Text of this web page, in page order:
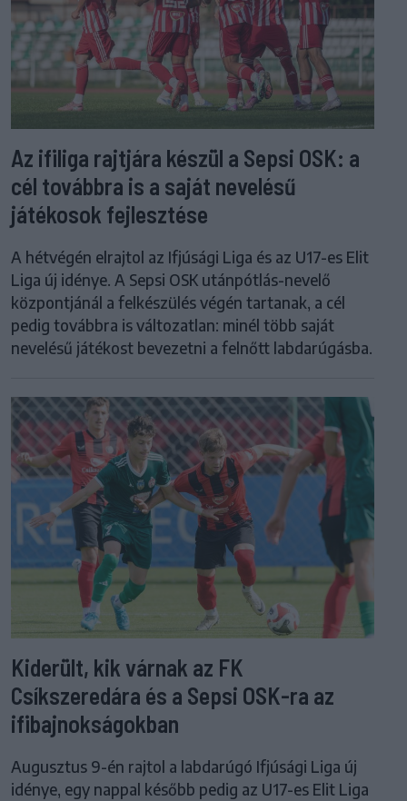
Az ifiliga rajtjára készül a Sepsi OSK: a
cél továbbra is a saját nevelésű
játékosok fejlesztése
A hétvégén elrajtol az Ifjúsági Liga és az U17-es Elit
Liga új idénye. A Sepsi OSK utánpótlás-nevelő
központjánál a felkészülés végén tartanak, a cél
pedig továbbra is változatlan: minél több saját
nevelésű játékost bevezetni a felnőtt labdarúgásba.
Kiderült, kik várnak az FK
Csíkszeredára és a Sepsi OSK-ra az
ifibajnokságokban
Augusztus 9-én rajtol a labdarúgó Ifjúsági Liga új
idénye, egy nappal később pedig az U17-es Elit Liga